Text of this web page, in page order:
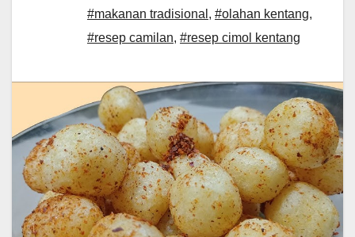
#makanan tradisional , #olahan kentang,
#resep camilan, #resep cimol kentang